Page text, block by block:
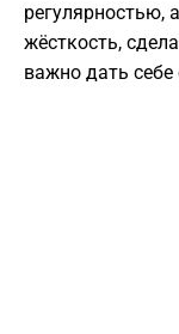
регулярностью,
жёсткость,
важно дать